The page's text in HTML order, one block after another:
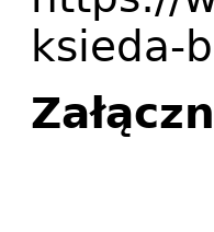
ksieda-